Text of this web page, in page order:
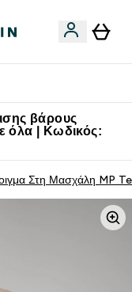
βάρους
όλα | Κωδικός:
Στη Μασχάλη MP